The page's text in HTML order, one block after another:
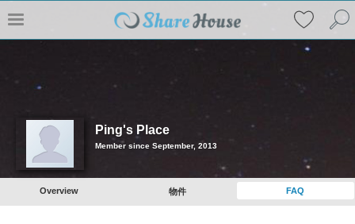
Ping's Place
Member since September, 2013
Overview 物件 FAQ